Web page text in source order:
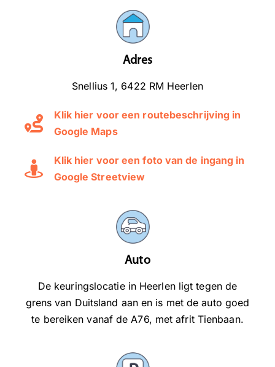
Adres
Snellius 1, 6422 RM Heerlen
Klik hier voor een routebeschrijving in
Google Maps
Klik hier voor een foto van de ingang in
Google Streetview
Auto
De keuringslocatie in Heerlen ligt tegen de
grens van Duitsland aan en is met de auto goed
te bereiken vanaf de A76, met afrit Tienbaan.